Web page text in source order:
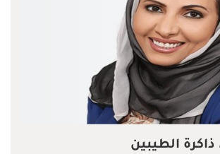
الطيبين